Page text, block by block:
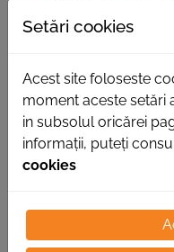
Setări cookies
Acest site foloseste
moment aceste setări
in subsolul oricărei
informații, puteți
cookies